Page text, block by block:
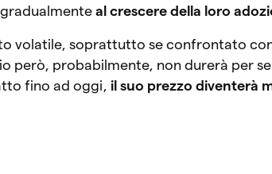
al crescere della loro
volatile, soprattutto se confrontato
però, probabilmente, non durerà per
fino ad oggi, il suo prezzo diventerà